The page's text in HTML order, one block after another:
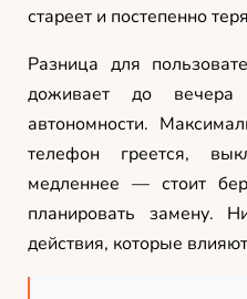
стареет и постепенно
Разница для
доживает до
автономности.
телефон греется,
медленнее — стоит
планировать замену.
действия, которые